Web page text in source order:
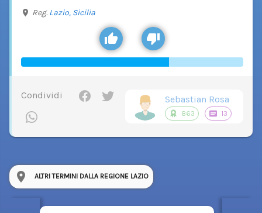
Reg. Lazio, Sicilia
Condividi Sebastian Rosa
863 13
ALTRI TERMINI DALLA REGIONE LAZIO